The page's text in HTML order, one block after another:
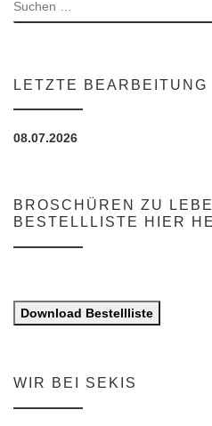
LETZTE
08.07.2026
BROSCHÜREN ZU
BESTELLLISTE HIER
Download Bestellliste
WIR BEI SEKIS